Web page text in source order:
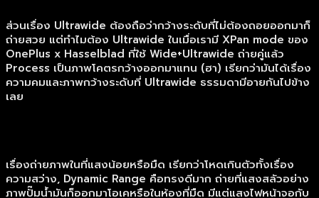
ส่วนเรื่อง Ultrawide ต้องถือว่ากว้างระดับที่ไม่ต้องถอยออกมาก็
ถ่ายสวย แต่ทำไมต้อง Ultrawide ในเมื่อเรามี XPan mode ของ
OnePlus x Hasselblad ที่ใช้ Wide+Ultrawide ถ่ายคู่แล้ว
Process เป็นภาพโคตรกว้างออกมาแทน (ฮา) เรียกว่ามันได้เรื่อง
ความคมและภาพกว้างระดับที่ Ultrawide ธรรมดามีอายกันไปข้าง
เลย
เรื่องถ่ายภาพในที่แสงน้อยหรือมืด เรียกว่าโหดเกินตัวทั้งเรื่อง
ความสว่าง, Dynamic Range คือทรงดีมาก ถ่ายที่แสงสลัวอย่าง
ภาพปั๊มน้ำมันก็ออกมาโอเคหรือในห้องที่มืด มีแต่แสงไฟหน้าจอกับ